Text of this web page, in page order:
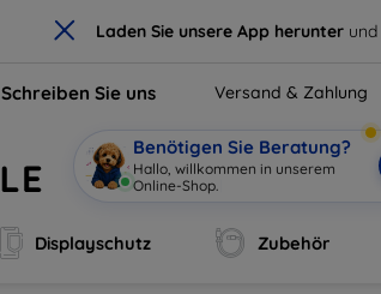
× Laden Sie unsere App herunter
Schreiben Sie uns Versand & Zahlung
Benötigen Sie Beratung?
Hallo, willkommen in unserem
Online-Shop.
Displayschutz Zubehör